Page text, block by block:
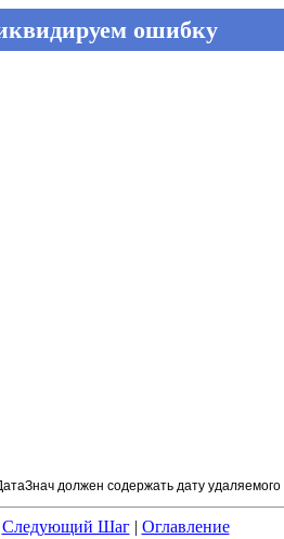
ошибку
должен содержать дату удаляемого
Следующий Шаг| Оглавление